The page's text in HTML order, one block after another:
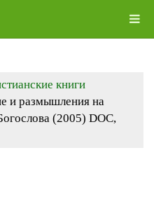
книги
и размышления на
(2005) DOC,